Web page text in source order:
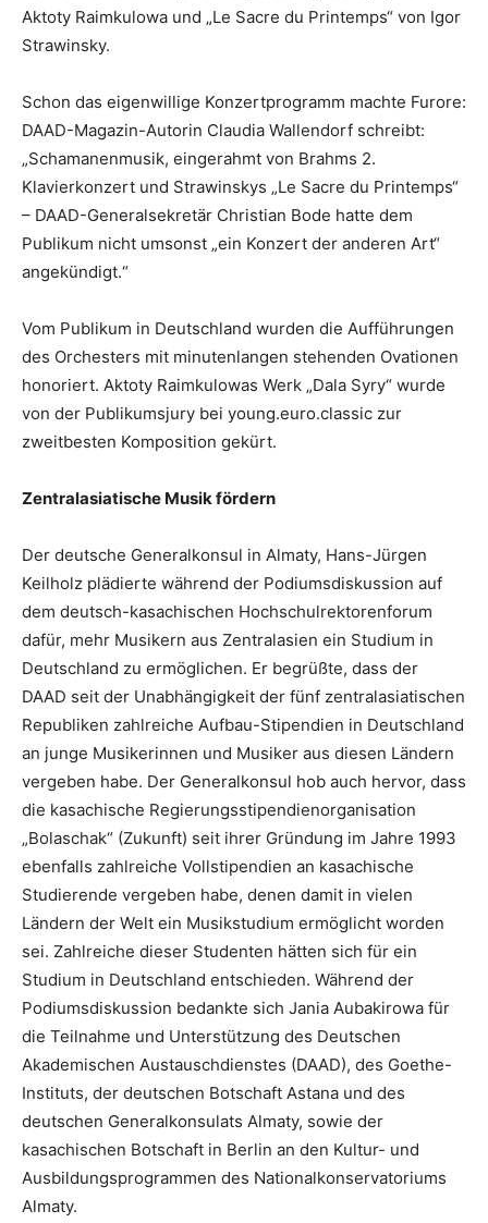
Aktoty Raimkulowa und „Le Sacre du Printemps“ von Igor
Strawinsky.
Schon das eigenwillige Konzertprogramm machte Furore:
DAAD-Magazin-Autorin Claudia Wallendorf schreibt:
„Schamanenmusik, eingerahmt von Brahms 2.
Klavierkonzert und Strawinskys „Le Sacre du Printemps“
– DAAD-Generalsekretär Christian Bode hatte dem
Publikum nicht umsonst „ein Konzert der anderen Art“
angekündigt.“
Vom Publikum in Deutschland wurden die Aufführungen
des Orchesters mit minutenlangen stehenden Ovationen
honoriert. Aktoty Raimkulowas Werk „Dala Syry“ wurde
von der Publikumsjury bei young.euro.classic zur
zweitbesten Komposition gekürt.
Zentralasiatische Musik fördern
Der deutsche Generalkonsul in Almaty, Hans-Jürgen
Keilholz plädierte während der Podiumsdiskussion auf
dem deutsch-kasachischen Hochschulrektorenforum
dafür, mehr Musikern aus Zentralasien ein Studium in
Deutschland zu ermöglichen. Er begrüßte, dass der
DAAD seit der Unabhängigkeit der fünf zentralasiatischen
Republiken zahlreiche Aufbau-Stipendien in Deutschland
an junge Musikerinnen und Musiker aus diesen Ländern
vergeben habe. Der Generalkonsul hob auch hervor, dass
die kasachische Regierungsstipendienorganisation
„Bolaschak“ (Zukunft) seit ihrer Gründung im Jahre 1993
ebenfalls zahlreiche Vollstipendien an kasachische
Studierende vergeben habe, denen damit in vielen
Ländern der Welt ein Musikstudium ermöglicht worden
sei. Zahlreiche dieser Studenten hätten sich für ein
Studium in Deutschland entschieden. Während der
Podiumsdiskussion bedankte sich Jania Aubakirowa für
die Teilnahme und Unterstützung des Deutschen
Akademischen Austauschdienstes (DAAD), des Goethe-
Instituts, der deutschen Botschaft Astana und des
deutschen Generalkonsulats Almaty, sowie der
kasachischen Botschaft in Berlin an den Kultur- und
Ausbildungsprogrammen des Nationalkonservatoriums
Almaty.